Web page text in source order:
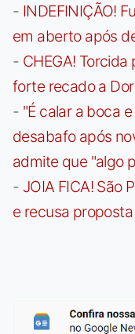
- INDEFINIÇÃO!
em aberto após
- CHEGA!
forte recado a
- "É calar a boca
desabafo após
admite que "algo
- JOIA FICA! São
e recusa